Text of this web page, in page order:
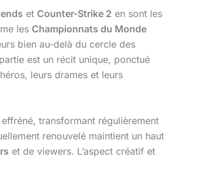
et Counter-Strike 2 en sont les
les Championnats du Monde
bien au-delà du cercle des
est un récit unique, ponctué
leurs drames et leurs
transformant régulièrement
renouvelé maintient un haut
et de viewers. L’aspect créatif et